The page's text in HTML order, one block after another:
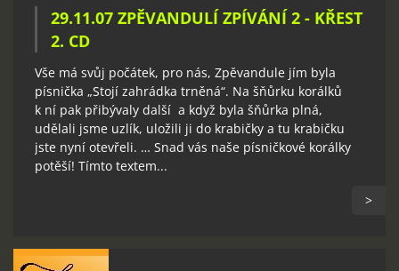
29.11.07 ZPĚVANDULÍ ZPÍVÁNÍ 2 - KŘEST
2. CD
Vše má svůj počátek, pro nás, Zpěvandule jím byla
písnička „Stojí zahrádka trněná“. Na šňůrku korálků
k ní pak přibývaly další a když byla šňůrka plná,
udělali jsme uzlík, uložili ji do krabičky a tu krabičku
jste nyní otevřeli. … Snad vás naše písničkové korálky
potěší! Tímto textem...
>